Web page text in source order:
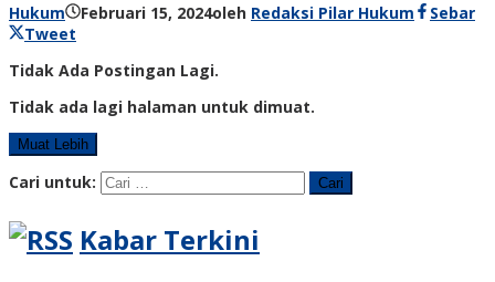
Hukum
Februari 15, 2024oleh Redaksi Pilar Hukum
Sebar
Tweet
Tidak Ada Postingan Lagi.
Tidak ada lagi halaman untuk dimuat.
Muat Lebih
Cari untuk:
Kabar Terkini